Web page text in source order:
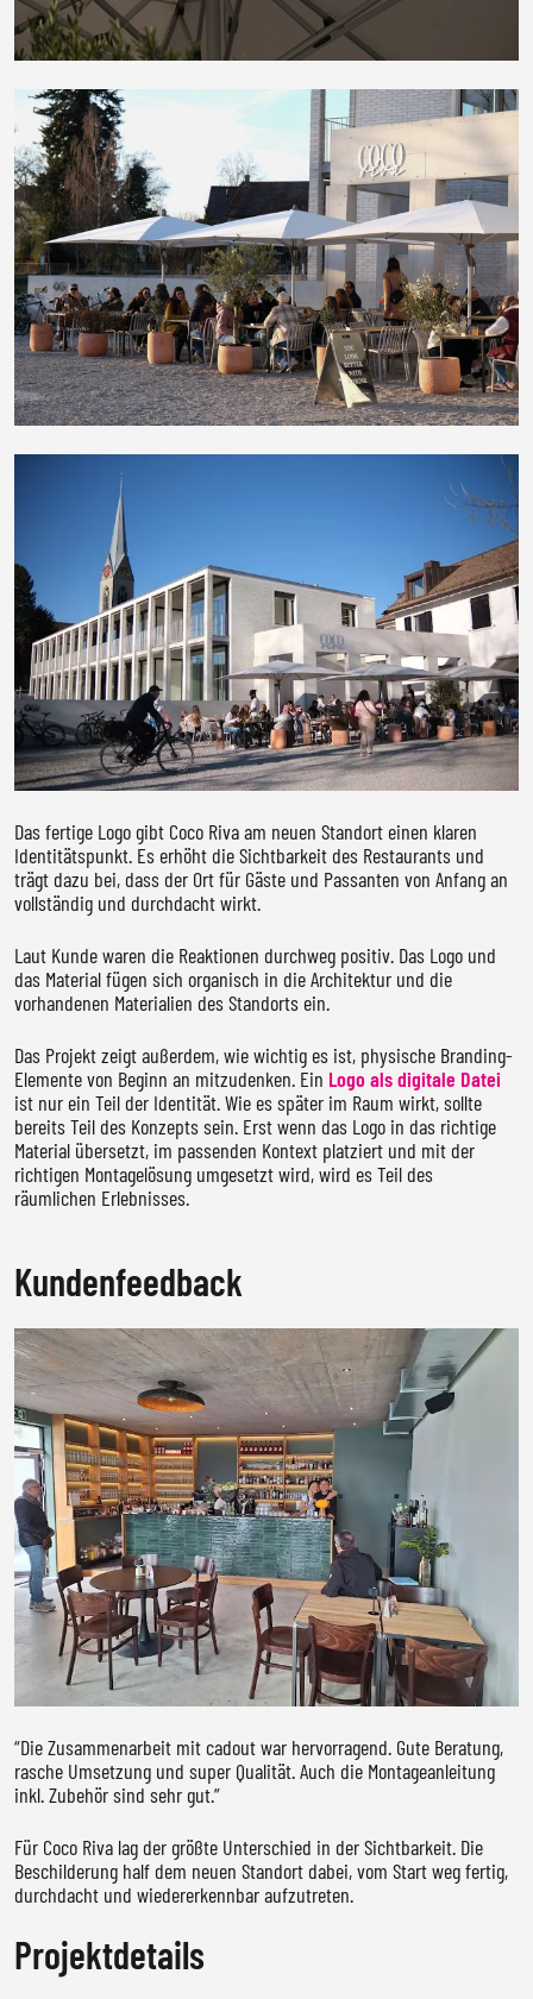
Das fertige Logo gibt Coco Riva am neuen Standort einen klaren
Identitätspunkt. Es erhöht die Sichtbarkeit des Restaurants und
trägt dazu bei, dass der Ort für Gäste und Passanten von Anfang an
vollständig und durchdacht wirkt.
Laut Kunde waren die Reaktionen durchweg positiv. Das Logo und
das Material fügen sich organisch in die Architektur und die
vorhandenen Materialien des Standorts ein.
Das Projekt zeigt außerdem, wie wichtig es ist, physische Branding-
Elemente von Beginn an mitzudenken. Ein Logo als digitale Datei
ist nur ein Teil der Identität. Wie es später im Raum wirkt, sollte
bereits Teil des Konzepts sein. Erst wenn das Logo in das richtige
Material übersetzt, im passenden Kontext platziert und mit der
richtigen Montagelösung umgesetzt wird, wird es Teil des
räumlichen Erlebnisses.
Kundenfeedback
“Die Zusammenarbeit mit cadout war hervorragend. Gute Beratung,
rasche Umsetzung und super Qualität. Auch die Montageanleitung
inkl. Zubehör sind sehr gut.”
Für Coco Riva lag der größte Unterschied in der Sichtbarkeit. Die
Beschilderung half dem neuen Standort dabei, vom Start weg fertig,
durchdacht und wiedererkennbar aufzutreten.
Projektdetails